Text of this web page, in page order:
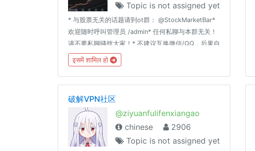
Topic is not assigned yet
* 与股票无关的话题请到ot群： @StockMarketBar*
欢迎随时呼叫管理员 /admin* 任何私聊与本群无关！
请不要私聊骚扰大家！* 不建议互换微信/QQ，后果自
负* 如果被误ban可以联系管理员 @fTVaS79 。* 有意
做管理的 @fTVaS79 关键字： 股票 美股 A股 ETF 理
财 经济 基金 股市 金融 财经 港股 闲聊 吹水 聊天
इसमें शामिल हो
破解VPN社区
@ziyuanfulifenxiangao
chinese
2906
Topic is not assigned yet